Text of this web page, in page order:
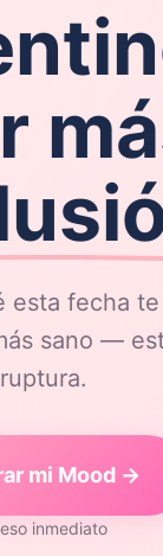
esta fecha
sano —
mi Mood →
inmediato